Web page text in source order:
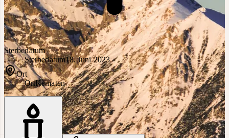
Sterbedatum
Sterbedatum18. Juni 2023
Ort
OrtKematen